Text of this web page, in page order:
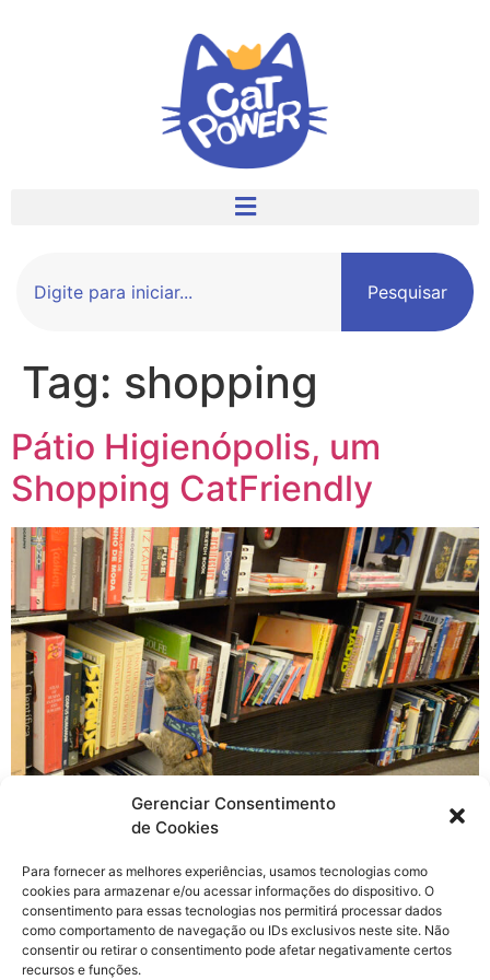
Gerenciar Consentimento
de Cookies
Para fornecer as melhores experiências, usamos tecnologias como
cookies para armazenar e/ou acessar informações do dispositivo. O
consentimento para essas tecnologias nos permitirá processar dados
como comportamento de navegação ou IDs exclusivos neste site. Não
consentir ou retirar o consentimento pode afetar negativamente certos
recursos e funções.
Pesquisar
Tag: shopping
Pátio Higienópolis, um
Shopping CatFriendly
Hoje a nossa publicação começa um pouco diferente,
vou contar o que aconteceu com a gente esses dias. Eu
estava dentro do meu carrinho e entramos no elevador,
logo de cara a moça disse “Senhora, não é permitida a